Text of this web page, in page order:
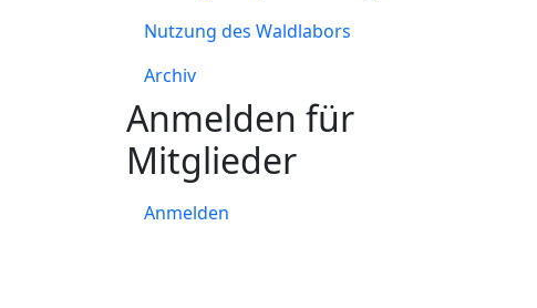
Nutzung des Waldlabors
Archiv
Anmelden für
Mitglieder
Anmelden